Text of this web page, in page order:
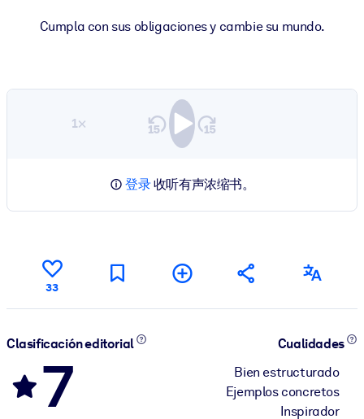
Cumpla con sus obligaciones y cambie su mundo.
1×
登录收听有声浓缩书。
33
Clasificación editorial
7
Cualidades
Bien estructurado
Ejemplos concretos
Inspirador